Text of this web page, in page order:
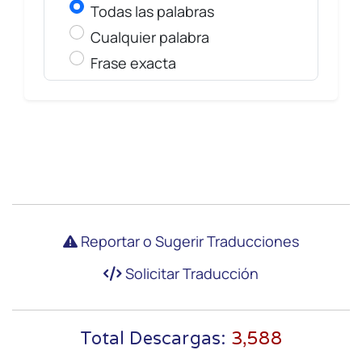
Todas las palabras
Cualquier palabra
Frase exacta
Reportar o Sugerir Traducciones
Solicitar Traducción
Total Descargas: 3,588